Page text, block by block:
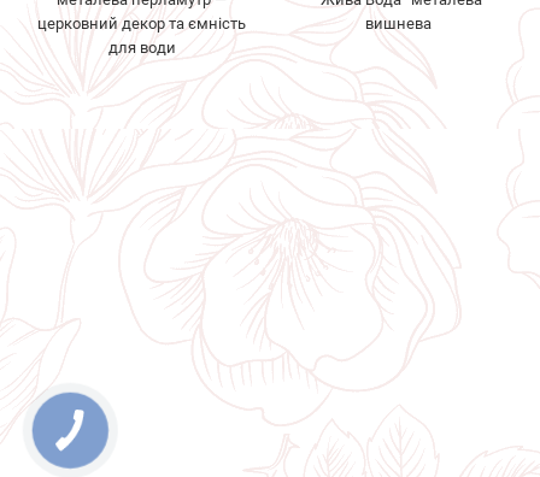
церковний декор та ємність
для води
вишнева